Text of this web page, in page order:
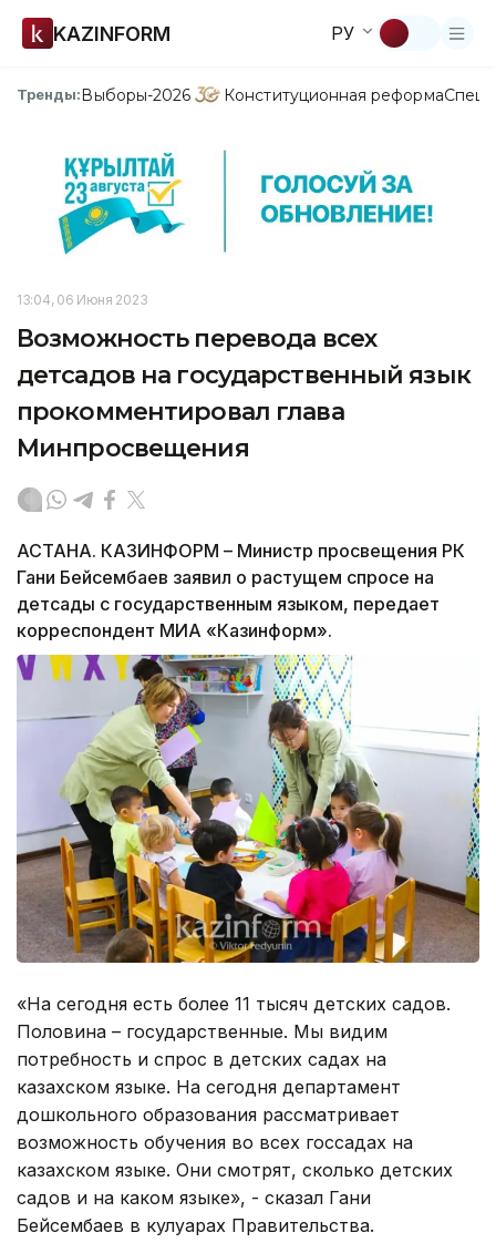
KAZINFORM РУ
Тренды:Выборы-2026 Конституционная реформа
13:04, 06 Июня 2023
Возможность перевода всех
детсадов на государственный язык
прокомментировал глава
Минпросвещения
АСТАНА. КАЗИНФОРМ – Министр просвещения РК
Гани Бейсембаев заявил о растущем спросе на
детсады с государственным языком, передает
корреспондент МИА «Казинформ».
«На сегодня есть более 11 тысяч детских садов.
Половина – государственные. Мы видим
потребность и спрос в детских садах на
казахском языке. На сегодня департамент
дошкольного образования рассматривает
возможность обучения во всех госсадах на
казахском языке. Они смотрят, сколько детских
садов и на каком языке», - сказал Гани
Бейсембаев в кулуарах Правительства.